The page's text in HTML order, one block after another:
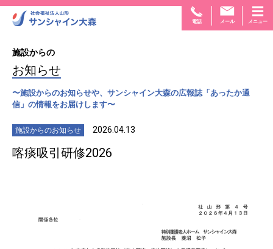
電話 メール メニュー
施設からの
お知らせ
〜施設からのお知らせや、サンシャイン大森の広報誌「あったか通
信」の情報をお届けします〜
施設からのお知らせ 2026.04.13
喀痰吸引研修2026